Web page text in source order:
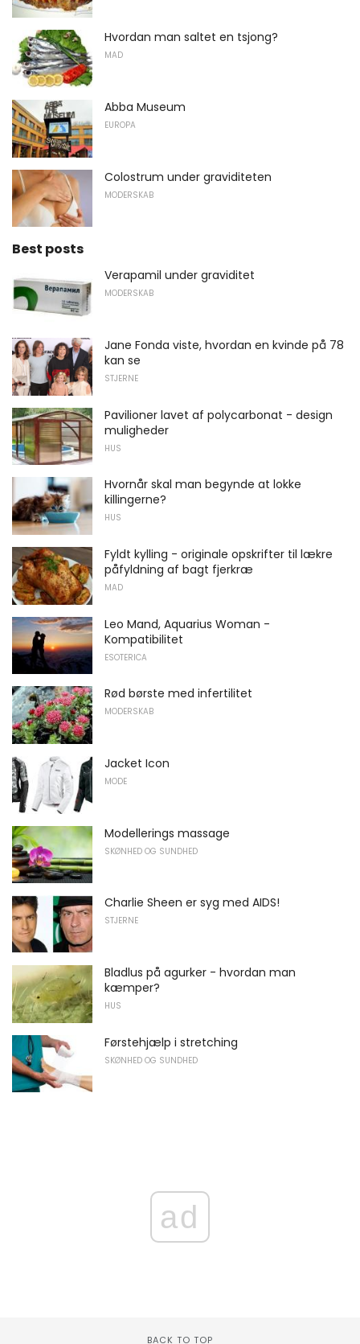
Hvordan man saltet en tsjong?
MAD
Abba Museum
EUROPA
Colostrum under graviditeten
MODERSKAB
Best posts
Verapamil under graviditet
MODERSKAB
Jane Fonda viste, hvordan en kvinde på 78
kan se
STJERNE
Pavilioner lavet af polycarbonat - design
muligheder
HUS
Hvornår skal man begynde at lokke
killingerne?
HUS
Fyldt kylling - originale opskrifter til lækre
påfyldning af bagt fjerkræ
MAD
Leo Mand, Aquarius Woman -
Kompatibilitet
ESOTERICA
Rød børste med infertilitet
MODERSKAB
Jacket Icon
MODE
Modellerings massage
SKØNHED OG SUNDHED
Charlie Sheen er syg med AIDS!
STJERNE
Bladlus på agurker - hvordan man
kæmper?
HUS
Førstehjælp i stretching
SKØNHED OG SUNDHED
ad
BACK TO TOP